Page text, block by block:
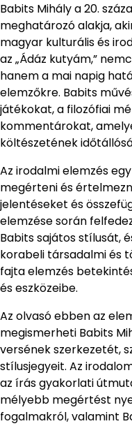
Babits Mihály a 20.
meghatározó alakja,
magyar kulturális és
az „Ádáz kutyám,”
hanem a mai napig
elemzőkre. Babits
játékokat, a filozófiai
kommentárokat,
költészetének
Az irodalmi elemzés
megérteni és
jelentéseket és
elemzése során
Babits sajátos stílusát,
korabeli társadalmi és
fajta elemzés
és eszközeibe.
Az olvasó ebben az
megismerheti Babits
versének szerkezetét,
stílusjegyeit. Az
az írás gyakorlati
mélyebb megértést
fogalmakról, valamint